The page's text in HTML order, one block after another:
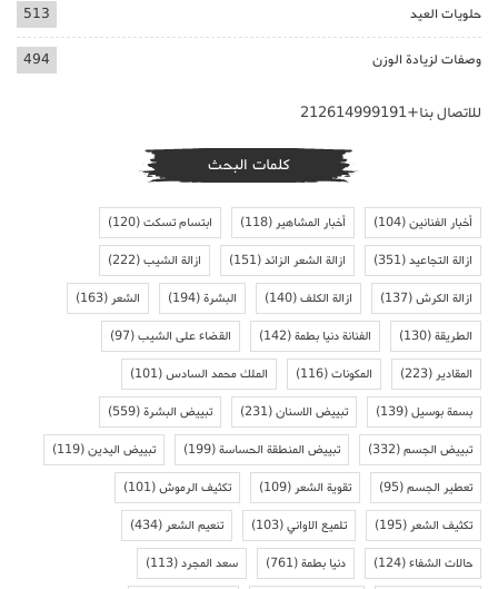
حلويات العيد 513
وصفات لزيادة الوزن 494
للاتصال بنا+212614999191
كلمات البحث
أخبار الفنانين(104) أخبار المشاهير(118) ابتسام تسكت(120)
ازالة التجاعيد(351) ازالة الشعر الزائد(151) ازالة الشيب(222)
ازالة الكرش(137) ازالة الكلف(140) البشرة(194) الشعر(163)
الطريقة(130) الفنانة دنيا بطمة(142) القضاء على الشيب(97)
المقادير(223) المكونات(116) الملك محمد السادس(101)
بسمة بوسيل(139) تبييض الاسنان(231) تبييض البشرة(559)
تبييض الجسم(332) تبييض المنطقة الحساسة(199) تبييض اليدين(119)
تعطير الجسم(95) تقوية الشعر(109) تكثيف الرموش(101)
تكثيف الشعر(195) تلميع الاواني(103) تنعيم الشعر(434)
حالات الشفاء(124) دنيا بطمة(761) سعد المجرد(113)